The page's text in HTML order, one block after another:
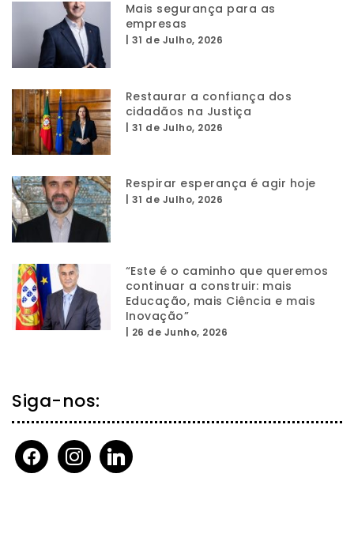
Mais segurança para as
empresas
31 de Julho, 2026
Restaurar a confiança dos
cidadãos na Justiça
31 de Julho, 2026
Respirar esperança é agir hoje
31 de Julho, 2026
“Este é o caminho que queremos
continuar a construir: mais
Educação, mais Ciência e mais
Inovação”
26 de Junho, 2026
Siga-nos:
facebookinstagramlinkedin